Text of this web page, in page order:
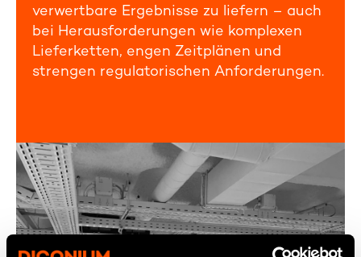
verwertbare Ergebnisse zu liefern – auch
bei Herausforderungen wie komplexen
Lieferketten, engen Zeitplänen und
strengen regulatorischen Anforderungen.